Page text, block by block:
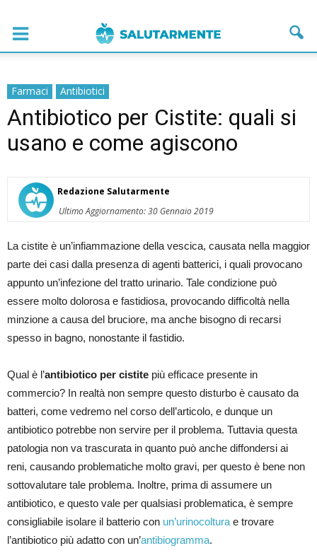
Farmaci Antibiotici
Antibiotico per Cistite: quali si
usano e come agiscono
Redazione Salutarmente
Ultimo Aggiornamento: 30 Gennaio 2019
La cistite è un’infiammazione della vescica, causata nella maggior
parte dei casi dalla presenza di agenti batterici, i quali provocano
appunto un’infezione del tratto urinario. Tale condizione può
essere molto dolorosa e fastidiosa, provocando difficoltà nella
minzione a causa del bruciore, ma anche bisogno di recarsi
spesso in bagno, nonostante il fastidio.
Qual è l’antibiotico per cistite più efficace presente in
commercio? In realtà non sempre questo disturbo è causato da
batteri, come vedremo nel corso dell’articolo, e dunque un
antibiotico potrebbe non servire per il problema. Tuttavia questa
patologia non va trascurata in quanto può anche diffondersi ai
reni, causando problematiche molto gravi, per questo è bene non
sottovalutare tale problema. Inoltre, prima di assumere un
antibiotico, e questo vale per qualsiasi problematica, è sempre
consigliabile isolare il batterio con un’urinocoltura e trovare
l’antibiotico più adatto con un’antibiogramma.